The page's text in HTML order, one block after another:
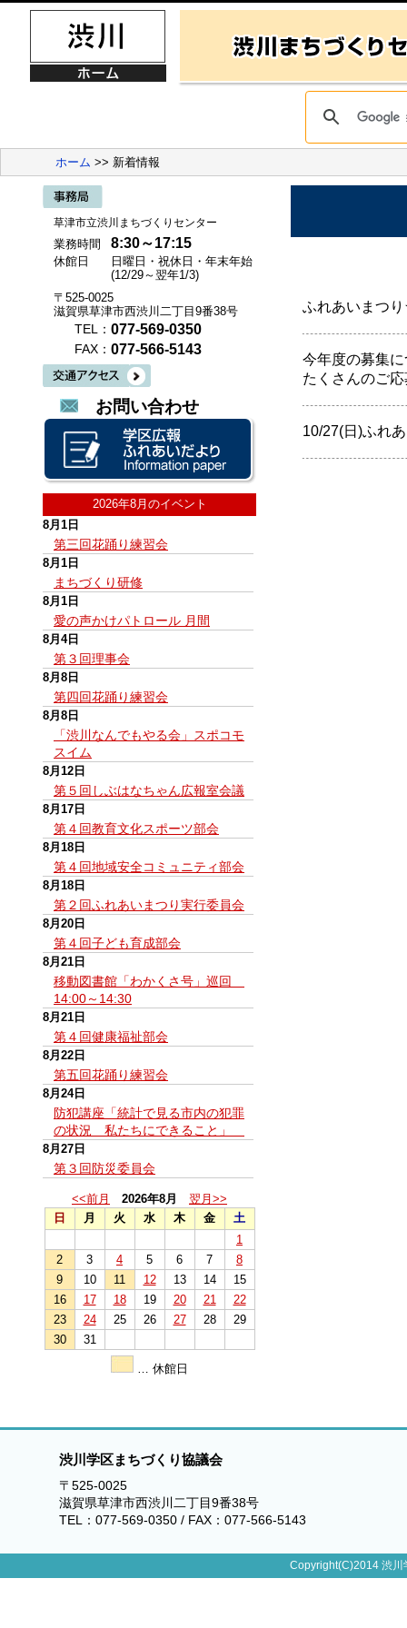
ホーム >> 新着情報
草津市立渋川まちづくりセンター
業務時間 8:30～17:15
休館日
日曜日・祝休日・年末年始
(12/29～翌年1/3)
〒525-0025
滋賀県草津市西渋川二丁目9番38号
TEL： 077-569-0350
FAX： 077-566-5143
お問い合わせ
2026年8月のイベント
8月1日
第三回花踊り練習会
8月1日
まちづくり研修
8月1日
愛の声かけパトロール 月間
8月4日
第３回理事会
8月8日
第四回花踊り練習会
8月8日
「渋川なんでもやる会」スポコモ
スイム
8月12日
第５回しぶはなちゃん広報室会議
8月17日
第４回教育文化スポーツ部会
8月18日
第４回地域安全コミュニティ部会
8月18日
第２回ふれあいまつり実行委員会
8月20日
第４回子ども育成部会
8月21日
移動図書館「わかくさ号」巡回
14:00～14:30
8月21日
第４回健康福祉部会
8月22日
第五回花踊り練習会
8月24日
防犯講座「統計で見る市内の犯罪
の状況 私たちにできること」
8月27日
第３回防災委員会
<<前月 2026年8月
翌月>>
日
月 火 水 木 金
土
1
2
3 4 5 6 7
8
9
10 11 12 13 14
15
16
17 18 19 20 21
22
23
24 25 26 27 28
29
30
31
… 休館日
ふれあいまつ
今年度の募集
たくさんのご
10/27(日)ふれ
渋川学区まちづくり協議会
〒525-0025
滋賀県草津市西渋川二丁目9番38号
TEL：077-569-0350 / FAX：077-566-5143
Copyright(C)2014 渋川